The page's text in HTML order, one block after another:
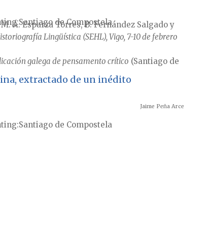
Á. Esparza Torres, B. Fernández Salgado y
Lingüística (SEHL), Vigo, 7-10 de febrero
galega de pensamento crítico (Santiago de
Jaime Peña Arce
Santiago de Compostela
extractado de un inédito
Santiago de Compostela